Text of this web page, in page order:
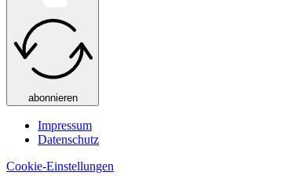
abonnieren
Impressum
Datenschutz
Cookie-Einstellungen